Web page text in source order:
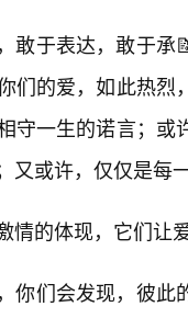
敢于表达，敢于
们的爱，如此热
守一生的诺言；
或许，仅仅是每
情的体现，它们让
你们会发现，彼此